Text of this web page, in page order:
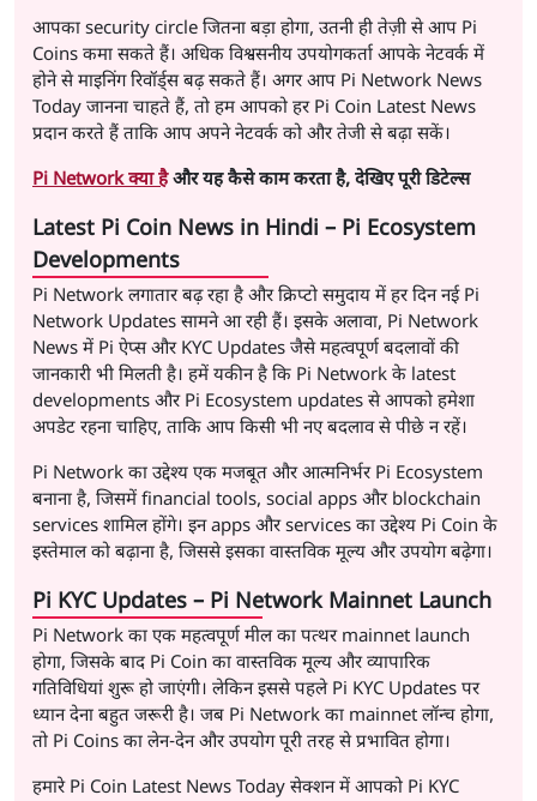
आपका security circle जितना बड़ा होगा, उतनी ही तेज़ी से आप Pi
Coins कमा सकते हैं। अधिक विश्वसनीय उपयोगकर्ता आपके नेटवर्क में
होने से माइनिंग रिवॉर्ड्स बढ़ सकते हैं। अगर आप Pi Network News
Today जानना चाहते हैं, तो हम आपको हर Pi Coin Latest News
प्रदान करते हैं ताकि आप अपने नेटवर्क को और तेजी से बढ़ा सकें।
Pi Network क्या हैऔर यह कैसे काम करता है, देखिए पूरी डिटेल्स
Latest Pi Coin News in Hindi – Pi Ecosystem
Developments
Pi Network लगातार बढ़ रहा है और क्रिप्टो समुदाय में हर दिन नई Pi
Network Updates सामने आ रही हैं। इसके अलावा, Pi Network
News में Pi ऐप्स और KYC Updates जैसे महत्वपूर्ण बदलावों की
जानकारी भी मिलती है। हमें यकीन है कि Pi Network के latest
developments और Pi Ecosystem updates से आपको हमेशा
अपडेट रहना चाहिए, ताकि आप किसी भी नए बदलाव से पीछे न रहें।
Pi Network का उद्देश्य एक मजबूत और आत्मनिर्भर Pi Ecosystem
बनाना है, जिसमें financial tools, social apps और blockchain
services शामिल होंगे। इन apps और services का उद्देश्य Pi Coin के
इस्तेमाल को बढ़ाना है, जिससे इसका वास्तविक मूल्य और उपयोग बढ़ेगा।
Pi KYC Updates – Pi Network Mainnet Launch
Pi Network का एक महत्वपूर्ण मील का पत्थर mainnet launch
होगा, जिसके बाद Pi Coin का वास्तविक मूल्य और व्यापारिक
गतिविधियां शुरू हो जाएंगी। लेकिन इससे पहले Pi KYC Updates पर
ध्यान देना बहुत जरूरी है। जब Pi Network का mainnet लॉन्च होगा,
तो Pi Coins का लेन-देन और उपयोग पूरी तरह से प्रभावित होगा।
हमारे Pi Coin Latest News Today सेक्शन में आपको Pi KYC